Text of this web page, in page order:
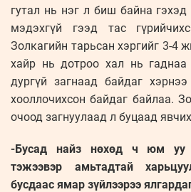
гутал нь нэг л биш байна
мэдэхгүй гээд тас
Золкагийн тарьсан хэргийг 3-4
хайр нь дотроо хал нь
дургүй загнаад байдаг
хооллочихсон байдаг байлаа.
очоод загнуулаад л буцаад
-Бусад найз нөхөд ч юм уу
тэжээвэр амьтадтай
бусдаас ямар зүйлээрээ